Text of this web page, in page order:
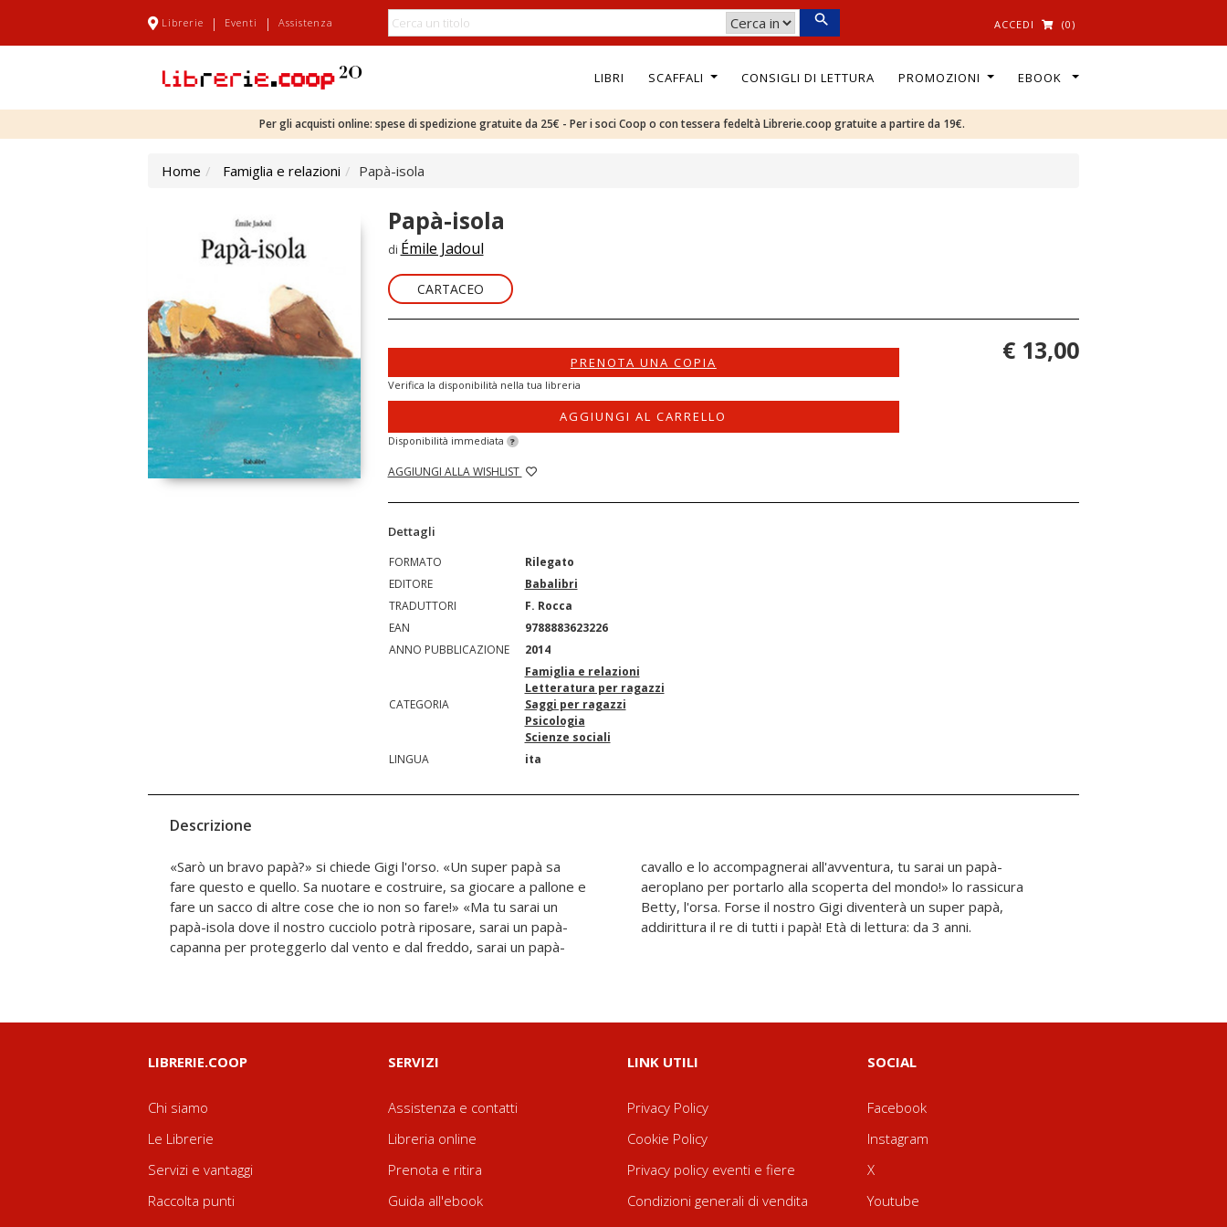
Librerie | Eventi | Assistenza ACCEDI (0)
LIBRI SCAFFALI CONSIGLI DI LETTURA PROMOZIONI EBOOK
Per gli acquisti online: spese di spedizione gratuite da 25€ - Per i soci Coop o con tessera fedeltà Librerie.coop gratuite a partire da 19€.
Home Famiglia e relazioni Papà-isola
Papà-isola
di Émile Jadoul
CARTACEO
PRENOTA UNA COPIA
Verifica la disponibilità nella tua libreria
AGGIUNGI AL CARRELLO
Disponibilità immediata ?
AGGIUNGI ALLA WISHLIST
€ 13,00
Dettagli
FORMATO
Rilegato
EDITORE
Babalibri
TRADUTTORI
F. Rocca
EAN
9788883623226
ANNO PUBBLICAZIONE
2014
CATEGORIA
Famiglia e relazioni
Letteratura per ragazzi
Saggi per ragazzi
Psicologia
Scienze sociali
LINGUA
ita
Descrizione
«Sarò un bravo papà?» si chiede Gigi l'orso. «Un super papà sa
fare questo e quello. Sa nuotare e costruire, sa giocare a pallone e
fare un sacco di altre cose che io non so fare!» «Ma tu sarai un
papà-isola dove il nostro cucciolo potrà riposare, sarai un papà-
capanna per proteggerlo dal vento e dal freddo, sarai un papà-
cavallo e lo accompagnerai all'avventura, tu sarai un papà-
aeroplano per portarlo alla scoperta del mondo!» lo rassicura
Betty, l'orsa. Forse il nostro Gigi diventerà un super papà,
addirittura il re di tutti i papà! Età di lettura: da 3 anni.
LIBRERIE.COOP
Chi siamo
Le Librerie
Servizi e vantaggi
Raccolta punti
SERVIZI
Assistenza e contatti
Libreria online
Prenota e ritira
Guida all'ebook
LINK UTILI
Privacy Policy
Cookie Policy
Privacy policy eventi e fiere
Condizioni generali di vendita
SOCIAL
Facebook
Instagram
X
Youtube